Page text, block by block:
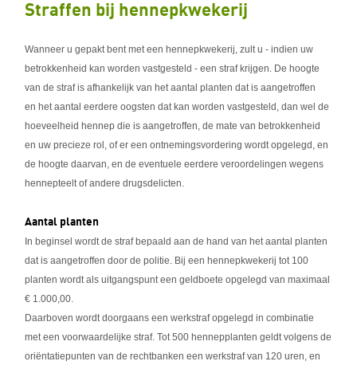
Straffen bij hennepkwekerij
Wanneer u gepakt bent met een hennepkwekerij, zult u - indien uw
betrokkenheid kan worden vastgesteld - een straf krijgen. De hoogte
van de straf is afhankelijk van het aantal planten dat is aangetroffen
en het aantal eerdere oogsten dat kan worden vastgesteld, dan wel de
hoeveelheid hennep die is aangetroffen, de mate van betrokkenheid
en uw precieze rol, of er een ontnemingsvordering wordt opgelegd, en
de hoogte daarvan, en de eventuele eerdere veroordelingen wegens
hennepteelt of andere drugsdelicten.
Aantal planten
In beginsel wordt de straf bepaald aan de hand van het aantal planten
dat is aangetroffen door de politie. Bij een hennepkwekerij tot 100
planten wordt als uitgangspunt een geldboete opgelegd van maximaal
€ 1.000,00.
Daarboven wordt doorgaans een werkstraf opgelegd in combinatie
met een voorwaardelijke straf. Tot 500 hennepplanten geldt volgens de
oriëntatiepunten van de rechtbanken een werkstraf van 120 uren, en